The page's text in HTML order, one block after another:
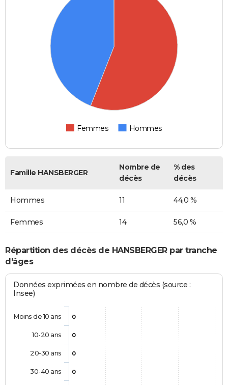
Femmes Hommes
Famille HANSBERGER
Nombre de
décès
% des
décès
Hommes 11 44,0 %
Femmes 14 56,0 %
Répartition des décès de HANSBERGER par tranche
d'âges
Données exprimées en nombre de décès (source :
Insee)
0
0
0
0
Moins de 10 ans
10-20 ans
20-30 ans
30-40 ans